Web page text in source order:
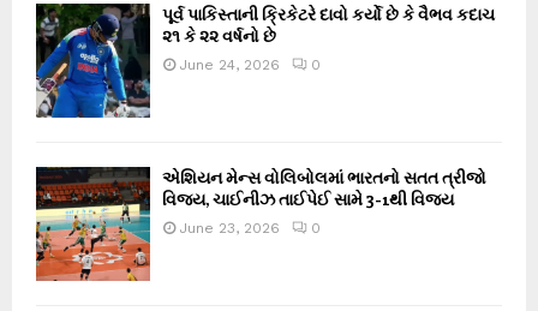
પૂર્વ પાકિસ્તાની ક્રિકેટરે દાવો કર્યો છે કે વૈભવ કદાચ
૨૧ કે ૨૨ વર્ષનો છે
June 24, 2026 0
એશિયન મેન્સ વોલિબોલમાં ભારતનો સતત ત્રીજો
વિજય, ચાઈનીઝ તાઈપેઈ સામે 3-1થી વિજય
June 23, 2026 0